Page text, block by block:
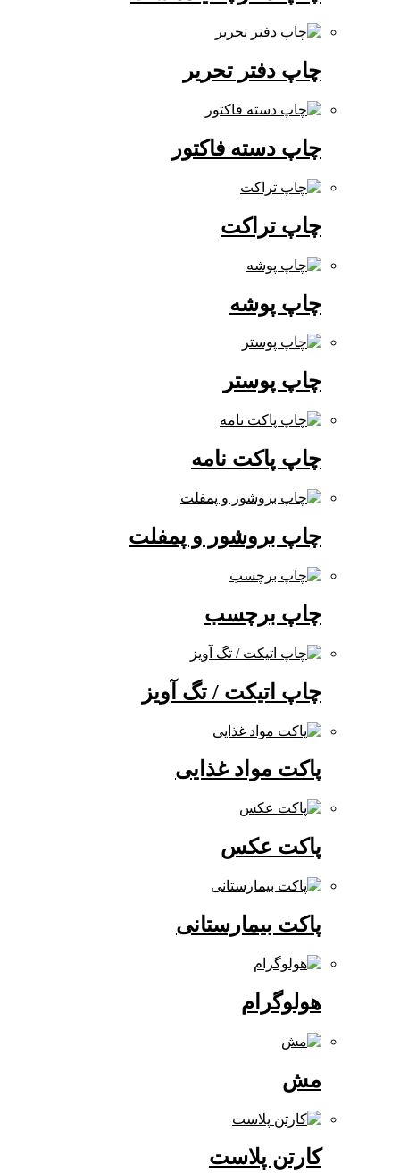
چاپ دفتر تحریر
چاپ دسته فاکتور
چاپ تراکت
چاپ پوشه
چاپ پوستر
چاپ پاکت نامه
چاپ بروشور و پمفلت
چاپ برچسب
چاپ اتیکت / تگ آویز
پاکت مواد غذایی
پاکت عکس
پاکت بیمارستانی
هولوگرام
کارتن پلاست